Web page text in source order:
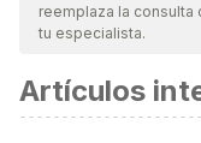
reemplaza la consulta
tu especialista.
Artículos